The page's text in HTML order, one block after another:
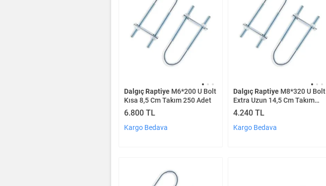
Dalgıç Raptiye M6*200 U Bolt
Kısa 8,5 Cm Takım 250 Adet
6.800 TL
Kargo Bedava
Dalgıç RaptiyeM8*320 U Bolt
Extra Uzun 14,5 Cm Takım
100 Adet
4.240 TL
Kargo Bedava